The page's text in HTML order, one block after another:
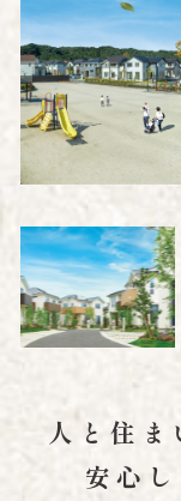
人と住ま
安心